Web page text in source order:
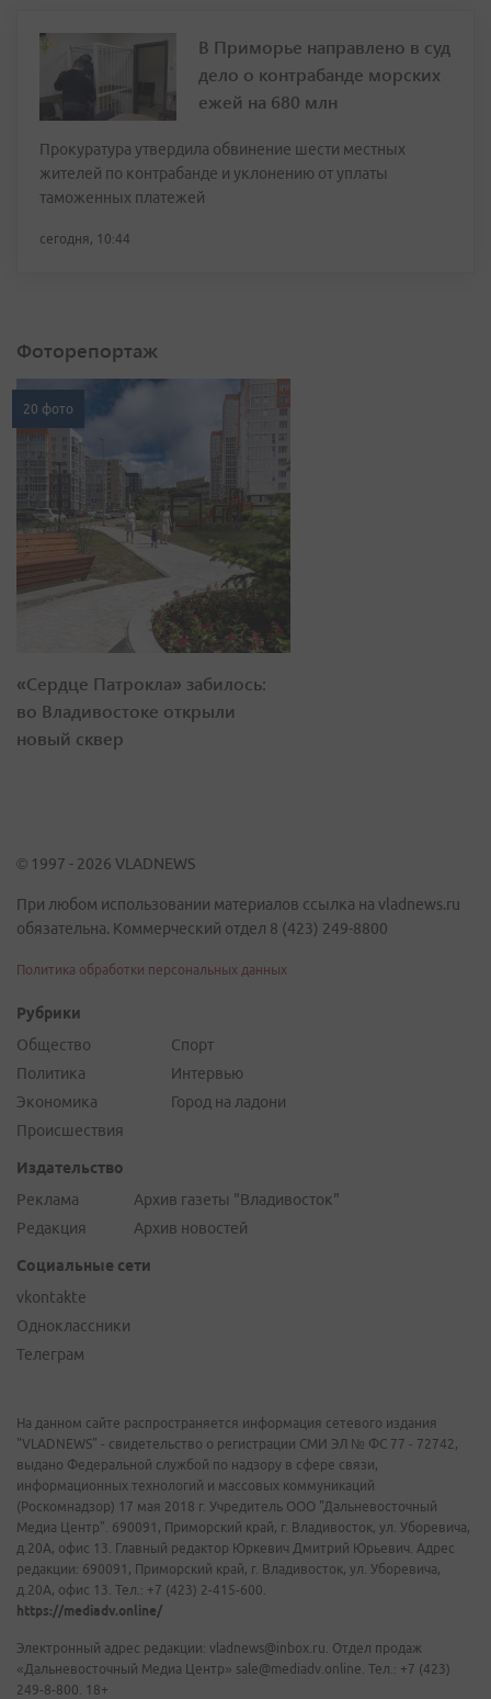
В Приморье направлено в суд
дело о контрабанде морских
ежей на 680 млн
Прокуратура утвердила обвинение шести местных
жителей по контрабанде и уклонению от уплаты
таможенных платежей
сегодня, 10:44
Фоторепортаж
20 фото
«Сердце Патрокла» забилось:
во Владивостоке открыли
новый сквер
© 1997 - 2026 VLADNEWS
При любом использовании материалов ссылка на vladnews.ru
обязательна. Коммерческий отдел 8 (423) 249-8800
Политика обработки персональных данных
Рубрики
Общество
Политика
Экономика
Происшествия
Спорт
Интервью
Город на ладони
Издательство
Реклама
Редакция
Архив газеты "Владивосток"
Архив новостей
Социальные сети
vkontakte
Одноклассники
Телеграм
На данном сайте распространяется информация сетевого издания
"VLADNEWS" - свидетельство о регистрации СМИ ЭЛ № ФС 77 - 72742,
выдано Федеральной службой по надзору в сфере связи,
информационных технологий и массовых коммуникаций
(Роскомнадзор) 17 мая 2018 г. Учредитель ООО "Дальневосточный
Медиа Центр". 690091, Приморский край, г. Владивосток, ул. Уборевича,
д.20А, офис 13. Главный редактор Юркевич Дмитрий Юрьевич. Адрес
редакции: 690091, Приморский край, г. Владивосток, ул. Уборевича,
д.20А, офис 13. Тел.: +7 (423) 2-415-600.
https://mediadv.online/
Электронный адрес редакции: vladnews@inbox.ru. Отдел продаж
«Дальневосточный Медиа Центр» sale@mediadv.online. Тел.: +7 (423)
249-8-800. 18+